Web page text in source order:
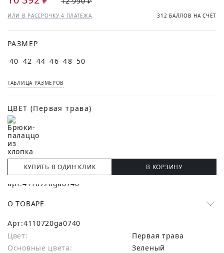
ИЛИ В РАССРОЧКУ 4 ПЛАТЕЖА 312 БАЛЛОВ НА СЧЁТ
РАЗМЕР
40 42 44 46 48 50
ТАБЛИЦА РАЗМЕРОВ
ЦВЕТ (Первая трава)
КУПИТЬ В ОДИН КЛИК В КОРЗИНУ
О ТОВАРЕ
Арт:4110720ga0740
Цвет:
Первая трава
Основные цвета:
зеленый